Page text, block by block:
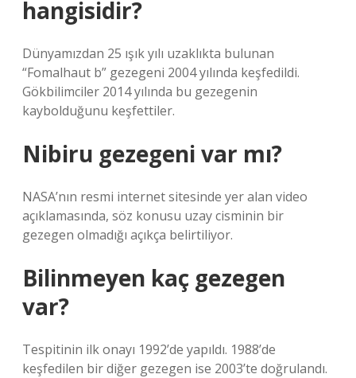
hangisidir?
Dünyamızdan 25 ışık yılı uzaklıkta bulunan
“Fomalhaut b” gezegeni 2004 yılında keşfedildi.
Gökbilimciler 2014 yılında bu gezegenin
kaybolduğunu keşfettiler.
Nibiru gezegeni var mı?
NASA’nın resmi internet sitesinde yer alan video
açıklamasında, söz konusu uzay cisminin bir
gezegen olmadığı açıkça belirtiliyor.
Bilinmeyen kaç gezegen
var?
Tespitinin ilk onayı 1992’de yapıldı. 1988’de
keşfedilen bir diğer gezegen ise 2003’te doğrulandı.